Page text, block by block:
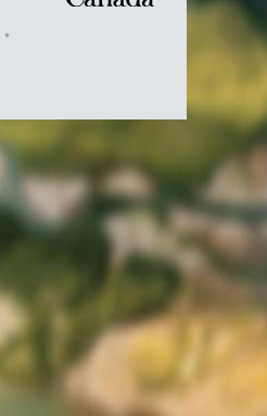
Canada